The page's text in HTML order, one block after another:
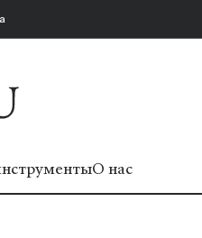
О нас